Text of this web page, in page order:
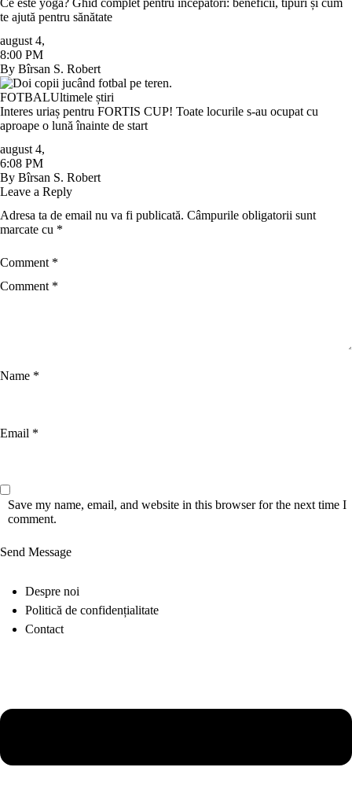
te ajută pentru sănătate
august 4,
8:00 PM
By Bîrsan S. Robert
FOTBALUltimele știri
Interes uriaș pentru FORTIS CUP! Toate locurile s-au ocupat cu
aproape o lună înainte de start
august 4,
6:08 PM
By Bîrsan S. Robert
Leave a Reply
Adresa ta de email nu va fi publicată. Câmpurile obligatorii sunt
marcate cu *
Comment *
Name *
Email *
Save my name, email, and website in this browser for the next time I
comment.
Send Message
Despre noi
Politică de confidențialitate
Contact